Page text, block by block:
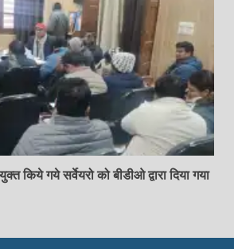
किये गये सर्वेयरो को बीडीओ द्वारा दिया गया